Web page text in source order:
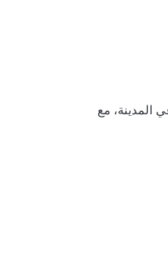
المدينة، مع